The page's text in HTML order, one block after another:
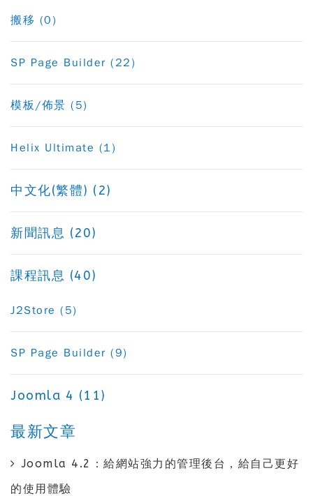
搬移 (0)
SP Page Builder (22)
模板/佈景 (5)
Helix Ultimate (1)
中文化(繁體) (2)
新聞訊息 (20)
課程訊息 (40)
J2Store (5)
SP Page Builder (9)
Joomla 4 (11)
最新文章
Joomla 4.2：給網站強力的管理後台，給自己更好
的使用體驗